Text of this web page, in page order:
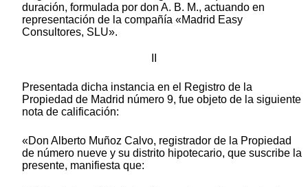
duración, formulada por don A. B. M., actuando en
representación de la compañía «Madrid Easy
Consultores, SLU».
Presentada dicha instancia en el Registro de la
Propiedad de Madrid número 9, fue objeto de la siguiente
nota de calificación:
«Don Alberto Muñoz Calvo, registrador de la Propiedad
de número nueve y su distrito hipotecario, que suscribe la
presente, manifiesta que: